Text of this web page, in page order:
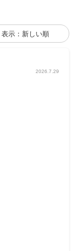
表示：新しい順
2026.7.29